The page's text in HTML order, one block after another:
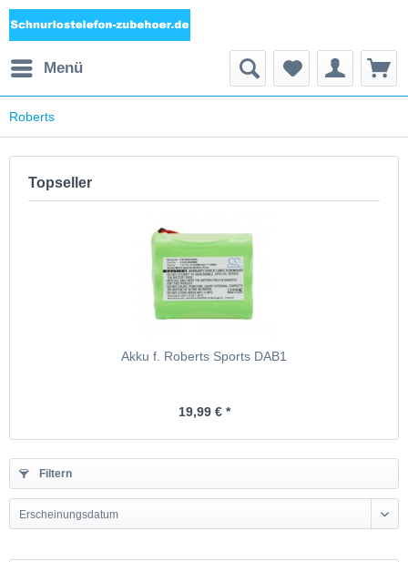
Menü
Roberts
Topseller
Akku f. Roberts Sports DAB1
19,99 € *
Filtern
Erscheinungsdatum